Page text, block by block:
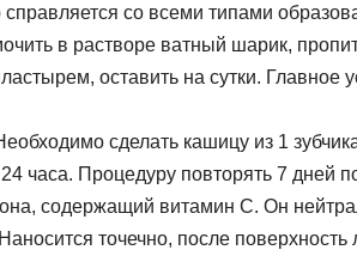
со всеми типами
в растворе ватный шарик,
оставить на сутки. Главное
сделать кашицу из 1
часа. Процедуру повторять 7 дней
содержащий витамин С. Он
точечно, после поверхность